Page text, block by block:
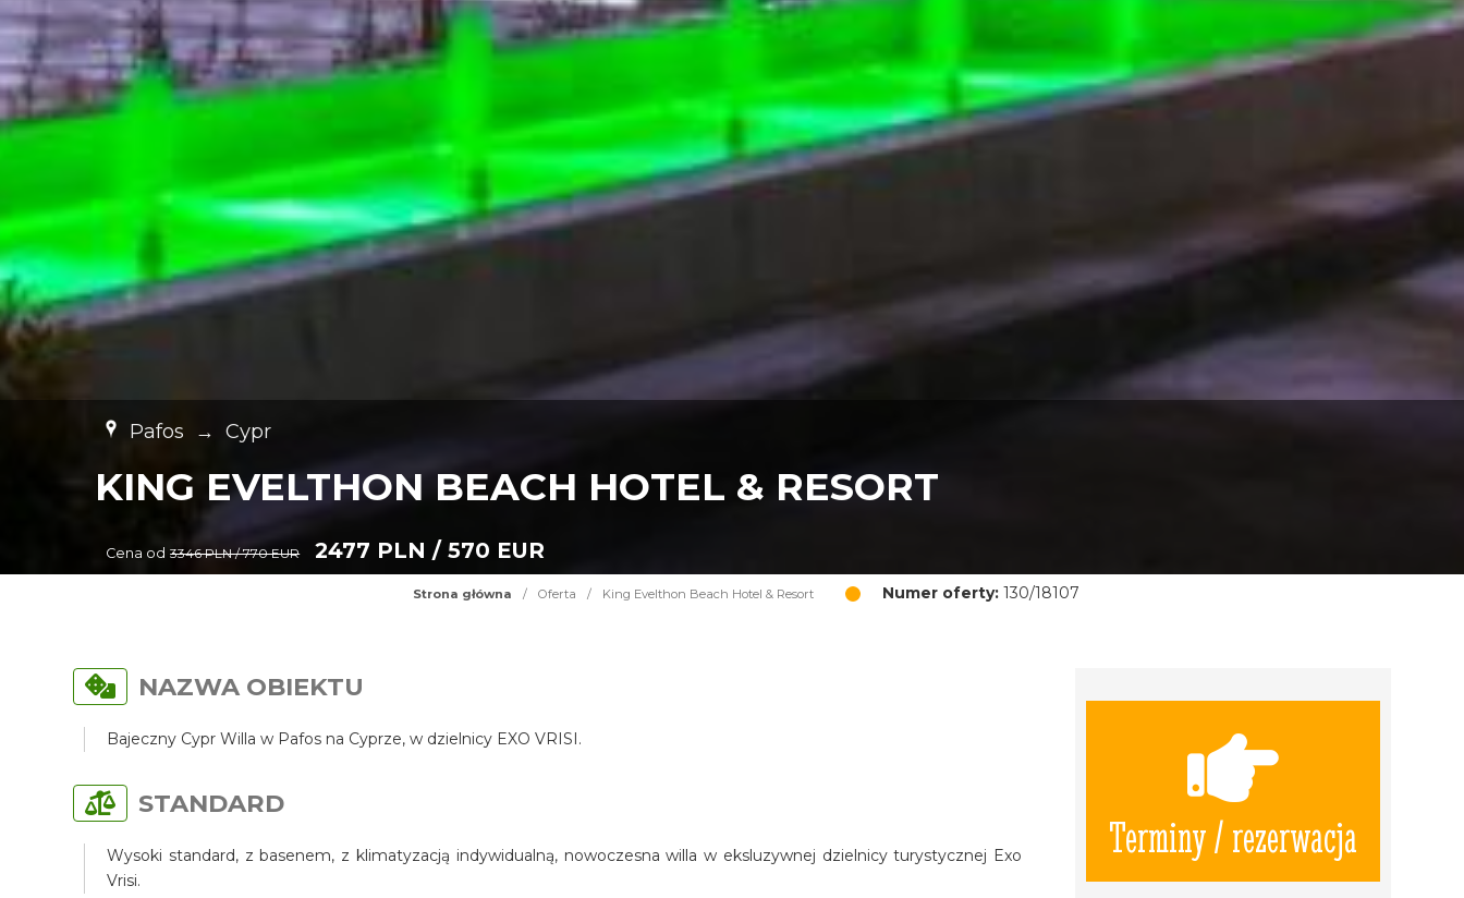
Pafos → Cypr
KING EVELTHON BEACH HOTEL & RESORT
Cena od 3346 PLN / 770 EUR 2477 PLN / 570 EUR
Strona główna / Oferta / King Evelthon Beach Hotel & Resort Numer oferty:130/18107
Terminy / rezerwacja
NAZWA OBIEKTU
Bajeczny Cypr Willa w Pafos na Cyprze, w dzielnicy EXO VRISI.
STANDARD
Wysoki standard, z basenem, z klimatyzacją indywidualną, nowoczesna willa w eksluzywnej dzielnicy turystycznej Exo
Vrisi.